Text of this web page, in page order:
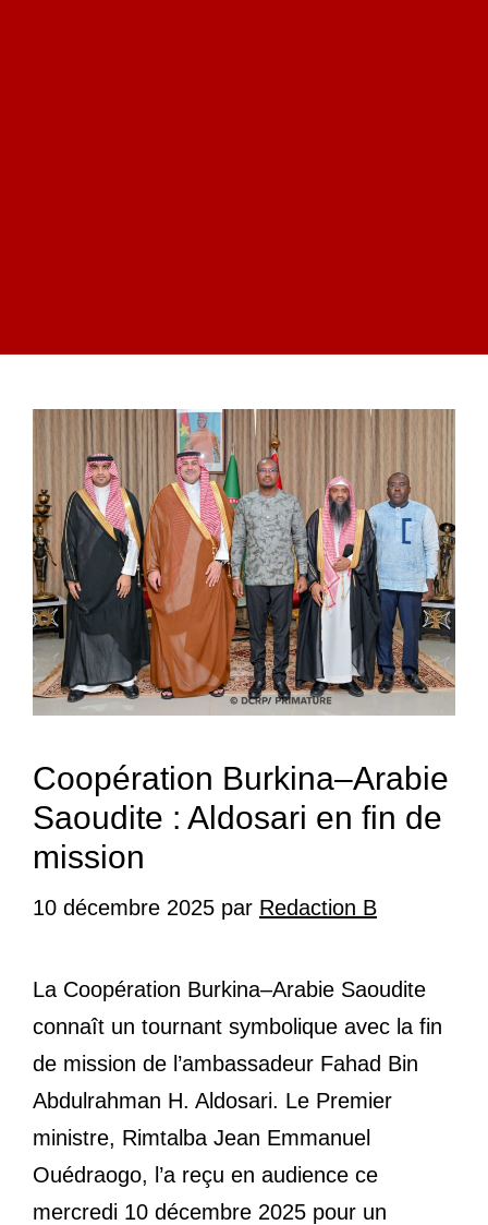
Coopération Burkina–Arabie
Saoudite : Aldosari en fin de
mission
10 décembre 2025 par Redaction B
La Coopération Burkina–Arabie Saoudite
connaît un tournant symbolique avec la fin
de mission de l’ambassadeur Fahad Bin
Abdulrahman H. Aldosari. Le Premier
ministre, Rimtalba Jean Emmanuel
Ouédraogo, l’a reçu en audience ce
mercredi 10 décembre 2025 pour un